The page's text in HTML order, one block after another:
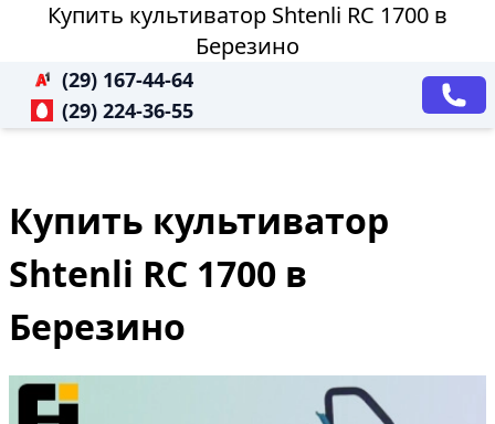
Купить культиватор Shtenli RC 1700 в
Березино
(29) 167-44-64
(29) 224-36-55
Купить культиватор
Shtenli RC 1700 в
Березино